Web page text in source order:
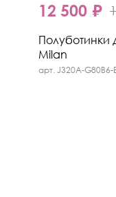
12 500 ₽
Полуботинки
Milan
арт. J320A-G80B6-